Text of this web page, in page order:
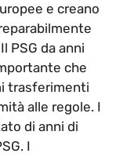
e creano
PSG da anni
che
trasferimenti
alle regole. I
di anni di
I